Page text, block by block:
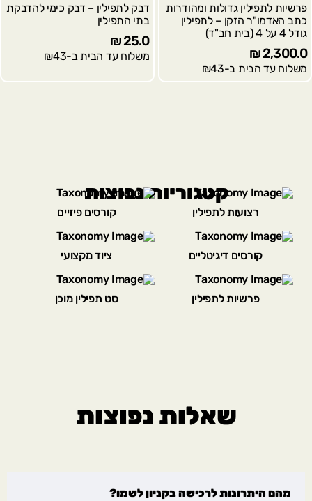
פרשיות לתפילין גדולות ומהודרות
כתב האדמו"ר הזקן – לתפילין
גודל 4 על 4 (בית חב"ד)
2,300.0
₪
משלוח עד הבית ב-₪43
דבק לתפילין – דבק כימי להדבקת
בתי התפילין
25.0
₪
משלוח עד הבית ב-₪43
קטגוריות נפוצות
רצועות לתפילין קורסים פיזיים
קורסים דיגיטליים ציוד מקצועי
פרשיות לתפילין סט תפילין מוכן
שאלות נפוצות
מהם היתרונות לרכישה בקניון לשמו?